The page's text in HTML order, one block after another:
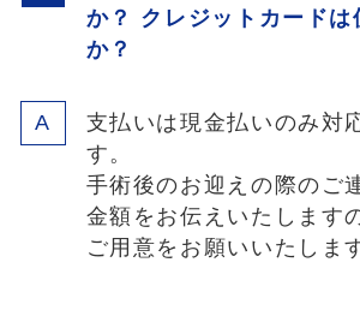
か？ クレジットカードは
か？
支払いは現金払いのみ対
す。
手術後のお迎えの際のご
金額をお伝えいたします
ご用意をお願いいたしま